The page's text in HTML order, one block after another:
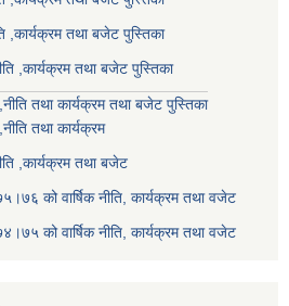
,कार्यक्रम तथा बजेट पुस्तिका
,कार्यक्रम तथा बजेट पुस्तिका
तथा कार्यक्रम तथा बजेट पुस्तिका
तथा कार्यक्रम
,कार्यक्रम तथा बजेट
को वार्षिक नीति, कार्यक्रम तथा वजेट
को वार्षिक नीति, कार्यक्रम तथा वजेट